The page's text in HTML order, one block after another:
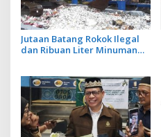
Jutaan Batang Rokok Ilegal
dan Ribuan Liter Minuman